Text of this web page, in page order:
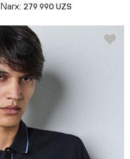
Narx: 279 990 UZS